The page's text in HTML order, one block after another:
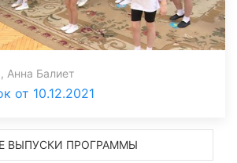
Анна Балиет
от 10.12.2021
ВЫПУСКИ ПРОГРАММЫ